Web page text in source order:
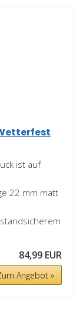
ist auf
22 mm matt
84,99 EUR
Angebot »